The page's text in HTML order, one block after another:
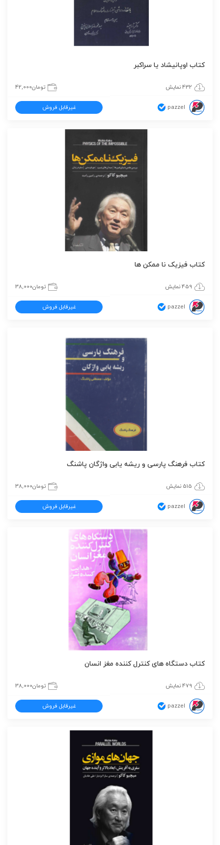
کتاب اوپانیشاد یا سراکبر
432 نمایش تومان42,000
pazzel غیرقابل فروش
کتاب فیزیک نا ممکن ها
459 نمایش تومان38,000
pazzel غیرقابل فروش
کتاب فرهنگ پارسی و ریشه یابی واژگان پاشنگ
515 نمایش تومان38,000
pazzel غیرقابل فروش
کتاب دستگاه های کنترل کننده مغز انسان
479 نمایش تومان38,000
pazzel غیرقابل فروش